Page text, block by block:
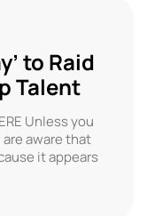
to Raid
Talent
Unless you
aware that
it appears